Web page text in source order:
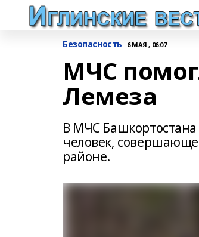
Безопасность 6 МАЯ , 06:07
МЧС
Лемеза
В МЧС Башкортостана
человек,
районе.